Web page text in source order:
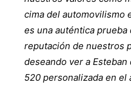
cima del automovilismo
es una auténtica prueba
reputación de nuestros
deseando ver a
520 personalizada en el